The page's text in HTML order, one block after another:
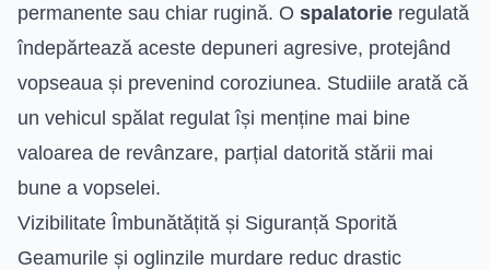
permanente sau chiar rugină. O spalatorie regulată
îndepărtează aceste depuneri agresive, protejând
vopseaua și prevenind coroziunea. Studiile arată că
un vehicul spălat regulat își menține mai bine
valoarea de revânzare, parțial datorită stării mai
bune a vopselei.
Vizibilitate Îmbunătățită și Siguranță Sporită
Geamurile și oglinzile murdare reduc drastic